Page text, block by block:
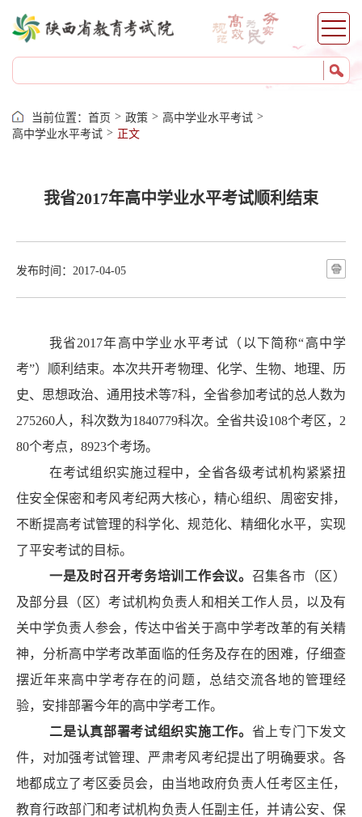
当前位置： 首页 > 政策 > 高中学业水平考试 >
高中学业水平考试 > 正文
我省2017年高中学业水平考试顺利结束
发布时间：2017-04-05
我省2017年高中学业水平考试（以下简称“高中学
考”）顺利结束。本次共开考物理、化学、生物、地理、历
史、思想政治、通用技术等7科，全省参加考试的总人数为
275260人，科次数为1840779科次。全省共设108个考区， 2
80个考点， 8923个考场。
在考试组织实施过程中，全省各级考试机构紧紧扭
住安全保密和考风考纪两大核心，精心组织、周密安排，
不断提高考试管理的科学化、规范化、精细化水平，实现
了平安考试的目标。
一是及时召开考务培训工作会议。 召集各市（区）
及部分县（区）考试机构负责人和相关工作人员，以及有
关中学负责人参会，传达中省关于高中学考改革的有关精
神，分析高中学考改革面临的任务及存在的困难，仔细查
摆近年来高中学考存在的问题，总结交流各地的管理经
验，安排部署今年的高中学考工作。
二是认真部署考试组织实施工作。 省上专门下发文
件，对加强考试管理、严肃考风考纪提出了明确要求。各
地都成立了考区委员会，由当地政府负责人任考区主任，
教育行政部门和考试机构负责人任副主任，并请公安、保